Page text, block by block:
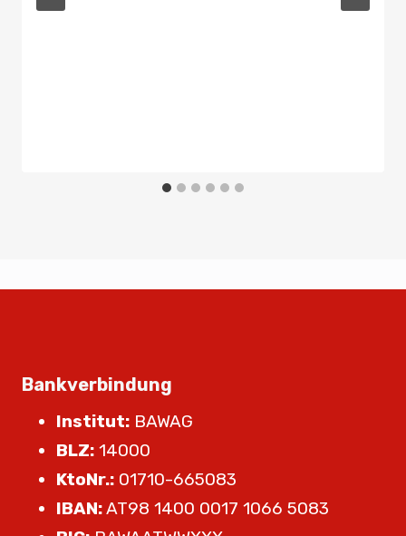
Bankverbindung
Institut: BAWAG
BLZ: 14000
KtoNr.: 01710-665083
IBAN:AT98 1400 0017 1066 5083